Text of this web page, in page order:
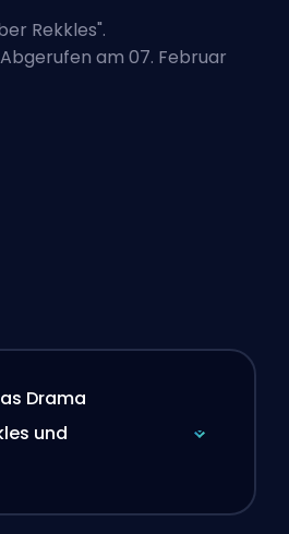
Rekkles".
am 07. Februar
Drama
und